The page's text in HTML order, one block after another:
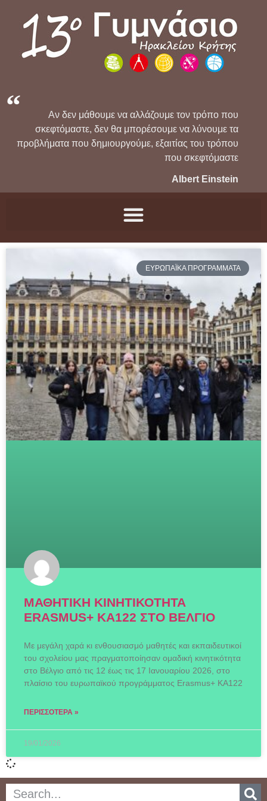
Αν δεν μάθουμε να αλλάζουμε τον τρόπο που
σκεφτόμαστε, δεν θα μπορέσουμε να λύνουμε τα
προβλήματα που δημιουργούμε, εξαιτίας του τρόπου
που σκεφτόμαστε
Albert Einstein
ΕΥΡΩΠΑΪΚΑ ΠΡΟΓΡΑΜΜΑΤΑ
ΜΑΘΗΤΙΚΗ ΚΙΝΗΤΙΚΟΤΗΤΑ
ERASMUS+ KA122 ΣΤΟ ΒΕΛΓΙΟ
Με μεγάλη χαρά κι ενθουσιασμό μαθητές και εκπαιδευτικοί
του σχολείου μας πραγματοποίησαν ομαδική κινητικότητα
στο Βέλγιο από τις 12 έως τις 17 Ιανουαρίου 2026, στο
πλαίσιο του ευρωπαϊκού προγράμματος Erasmus+ KA122
ΠΕΡΙΣΣΌΤΕΡΑ »
19/01/2026